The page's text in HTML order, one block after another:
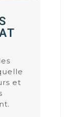
et